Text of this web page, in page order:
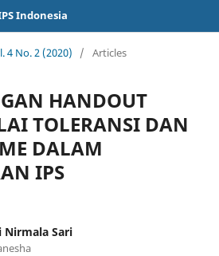
Indonesia
4 No. 2 (2020) / Articles
HANDOUT
TOLERANSI DAN
DALAM
IPS
Nirmala Sari